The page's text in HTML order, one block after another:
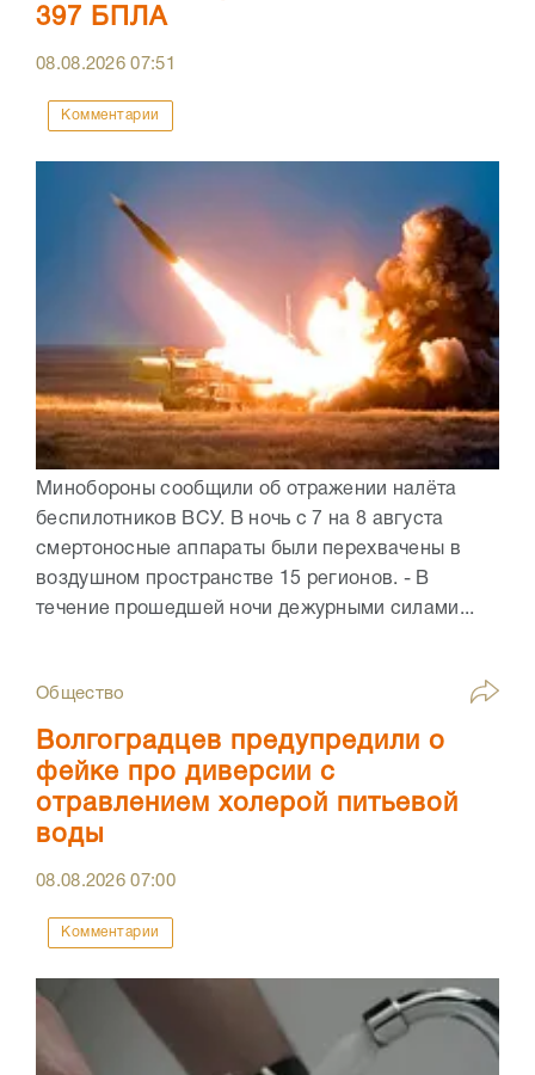
397 БПЛА
08.08.202607:51
Комментарии
Минобороны сообщили об отражении налёта
беспилотников ВСУ. В ночь с 7 на 8 августа
смертоносные аппараты были перехвачены в
воздушном пространстве 15 регионов. - В
течение прошедшей ночи дежурными силами...
Общество
Волгоградцев предупредили о
фейке про диверсии с
отравлением холерой питьевой
воды
08.08.202607:00
Комментарии